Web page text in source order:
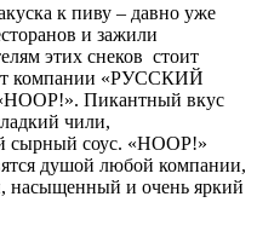
к пиву – давно уже
и зажили
этих снеков стоит
компании «РУССКИЙ
Пикантный вкус
чили,
сырный соус. «HOOP!»
душой любой компании,
насыщенный и очень яркий